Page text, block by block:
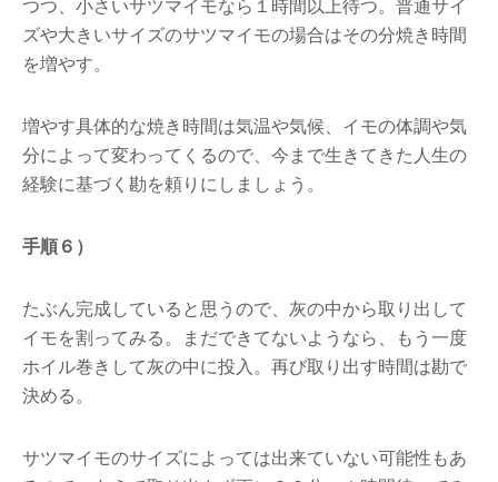
つつ、小さいサツマイモなら１時間以上待つ。普通サイ
ズや大きいサイズのサツマイモの場合はその分焼き時間
を増やす。
増やす具体的な焼き時間は気温や気候、イモの体調や気
分によって変わってくるので、今まで生きてきた人生の
経験に基づく勘を頼りにしましょう。
手順６）
たぶん完成していると思うので、灰の中から取り出して
イモを割ってみる。まだできてないようなら、もう一度
ホイル巻きして灰の中に投入。再び取り出す時間は勘で
決める。
サツマイモのサイズによっては出来ていない可能性もあ